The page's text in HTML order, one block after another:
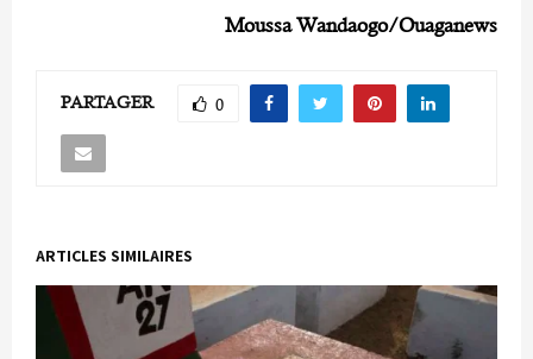
Moussa Wandaogo/Ouaganews
PARTAGER 0
ARTICLES SIMILAIRES